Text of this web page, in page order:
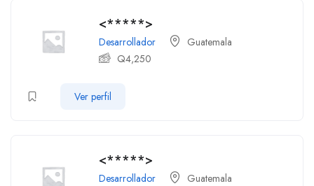
<*****>
Desarrollador
Guatemala
Q4,250
Ver perfil
<*****>
Desarrollador
Guatemala